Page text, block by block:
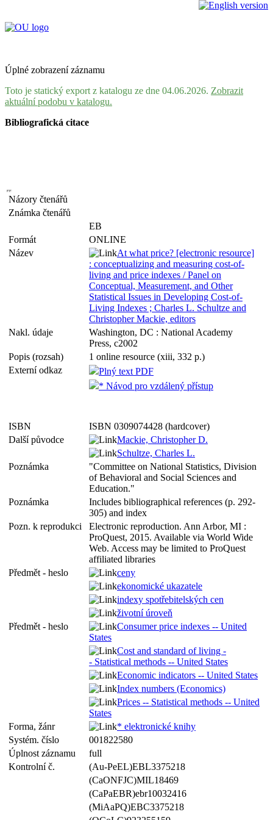
Úplné zobrazení záznamu
Toto je statický export z katalogu ze dne 04.06.2026. Zobrazit
aktuální podobu v katalogu.
Bibliografická citace
Názory čtenářů
Známka čtenářů
EB
Formát
ONLINE
Název
At what price? [electronic resource]
: conceptualizing and measuring cost-of-
living and price indexes / Panel on
Conceptual, Measurement, and Other
Statistical Issues in Developing Cost-of-
Living Indexes ; Charles L. Schultze and
Christopher Mackie, editors
Nakl. údaje
Washington, DC : National Academy
Press, c2002
Popis (rozsah)
1 online resource (xiii, 332 p.)
Externí odkaz
Plný text PDF
* Návod pro vzdálený přístup
ISBN
ISBN 0309074428 (hardcover)
Další původce
Mackie, Christopher D.
Schultze, Charles L.
Poznámka
"Committee on National Statistics, Division
of Behavioral and Social Sciences and
Education."
Poznámka
Includes bibliographical references (p. 292-
305) and index
Pozn. k reprodukci
Electronic reproduction. Ann Arbor, MI :
ProQuest, 2015. Available via World Wide
Web. Access may be limited to ProQuest
affiliated libraries
Předmět - heslo
ceny
ekonomické ukazatele
indexy spotřebitelských cen
životní úroveň
Předmět - heslo
Consumer price indexes -- United
States
Cost and standard of living -
- Statistical methods -- United States
Economic indicators -- United States
Index numbers (Economics)
Prices -- Statistical methods -- United
States
Forma, žánr
* elektronické knihy
Systém. číslo
001822580
Úplnost záznamu
full
Kontrolní č.
(Au-PeEL)EBL3375218
(CaONFJC)MIL18469
(CaPaEBR)ebr10032416
(MiAaPQ)EBC3375218